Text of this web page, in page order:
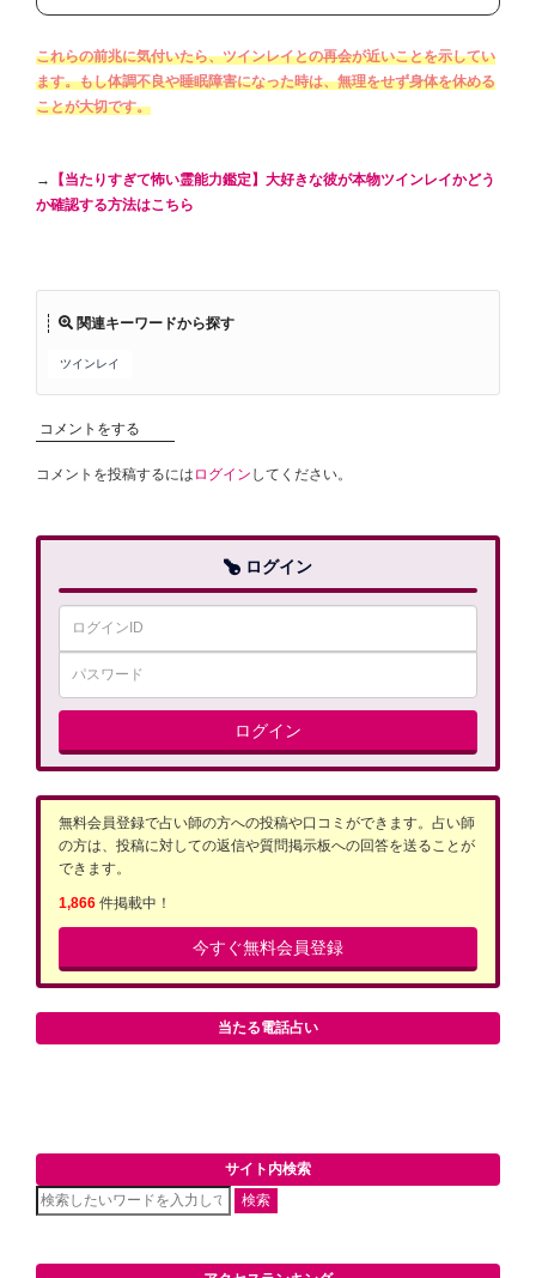
これらの前兆に気付いたら、ツインレイとの再会が近いことを示してい
ます。もし体調不良や睡眠障害になった時は、無理をせず身体を休める
ことが大切です。
→
【当たりすぎて怖い霊能力鑑定】大好きな彼が本物ツインレイかどう
か確認する方法はこちら
関連キーワードから探す
ツインレイ
コメントをする
コメントを投稿するには ログイン してください。
ログイン
ログイン
無料会員登録で占い師の方への投稿や口コミができます。占い師
の方は、投稿に対しての返信や質問掲示板への回答を送ることが
できます。
1,866 件掲載中！
今すぐ無料会員登録
当たる電話占い
サイト内検索
検索